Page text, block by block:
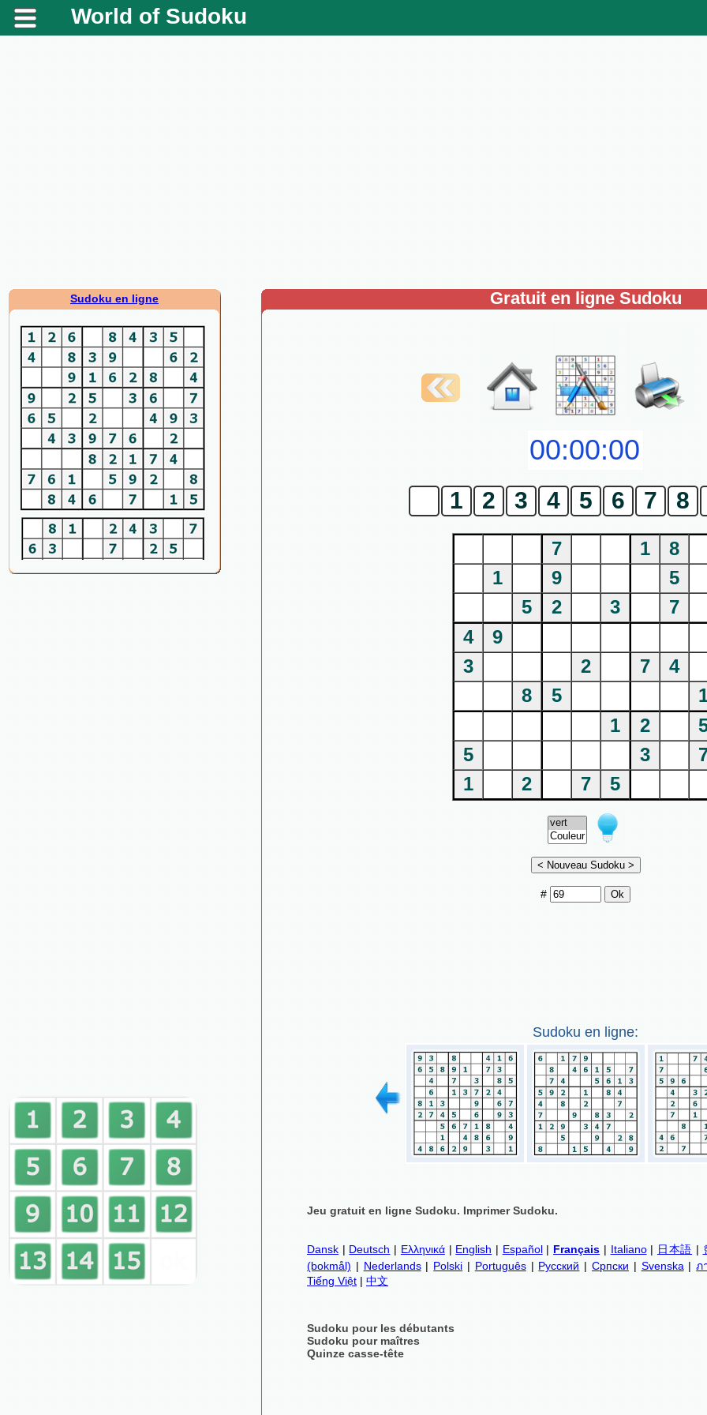
World of Sudoku
Sudoku en ligne Gratuit en ligne Sudoku
1 2 3 4 5 6 7 8
7 1
8
1
9
5
5
2 3
7
4
9
3
2 7
4
8
5
1
2
5
3
1
2 7 5
#
Sudoku en ligne:
Jeu gratuit en ligne Sudoku. Imprimer Sudoku.
Dansk | Deutsch | Ελληνικά| English | Español| Français | Italiano| 日本語 |
(bokmål) | Nederlands| Polski | Português| Русский | Српски | Svenska |ภ
Tiếng Việt | 中文
Sudoku pour les débutants
Sudoku pour maîtres
Quinze casse-tête